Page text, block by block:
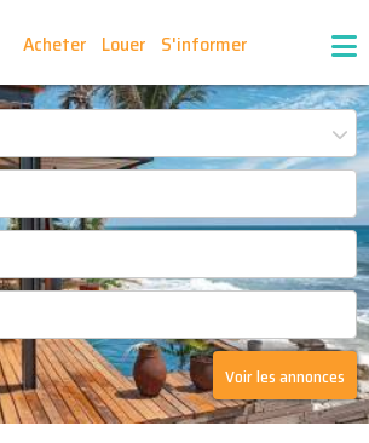
Acheter Louer S'informer
Nos outils Ma sélection d'annonces
Recrutement Partenaires
Voir les annonces